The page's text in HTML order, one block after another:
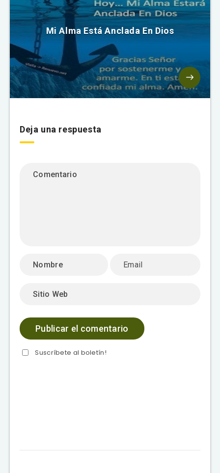
Mi Alma Está Anclada En Dios
Deja una respuesta
Suscríbete al boletín!